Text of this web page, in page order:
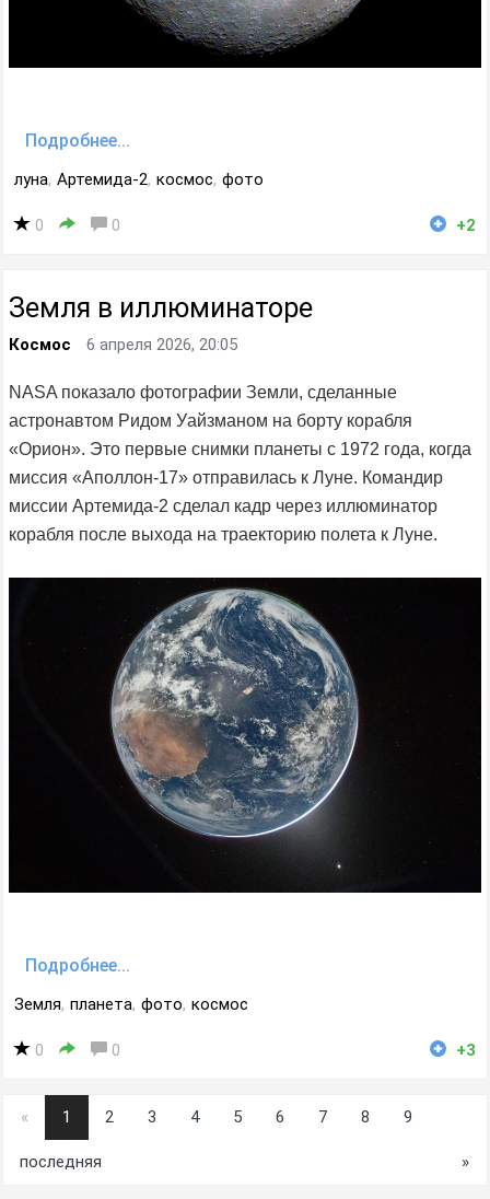
Подробнее...
луна, Артемида-2, космос, фото
0 0 +2
Земля в иллюминаторе
Космос 6 апреля 2026, 20:05
NASA показало фотографии Земли, сделанные
астронавтом Ридом Уайзманом на борту корабля
«Орион». Это первые снимки планеты с 1972 года, когда
миссия «Аполлон-17» отправилась к Луне. Командир
миссии Артемида-2 сделал кадр через иллюминатор
корабля после выхода на траекторию полета к Луне.
Подробнее...
Земля, планета, фото, космос
0 0 +3
« 1 2 3 4 5 6 7 8 9
последняя »